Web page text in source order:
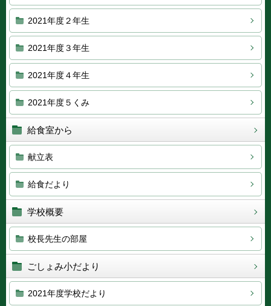
2021年度２年生
2021年度３年生
2021年度４年生
2021年度５くみ
給食室から
献立表
給食だより
学校概要
校長先生の部屋
ごしょみ小だより
2021年度学校だより